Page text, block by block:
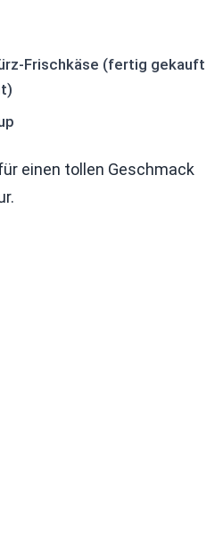
Frischkäse (fertig gekauft
einen tollen Geschmack